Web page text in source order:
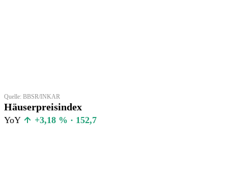
Quelle: BBSR/INKAR
Häuserpreisindex
YoY +3,18 % · 152,7